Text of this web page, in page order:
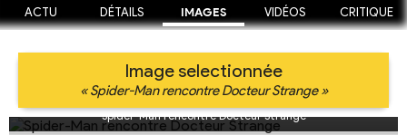
ACTU DÉTAILS IMAGES VIDÉOS CRITIQUE
Image selectionnée
« Spider-Man rencontre Docteur Strange »
Spider-Man rencontre Docteur Strange